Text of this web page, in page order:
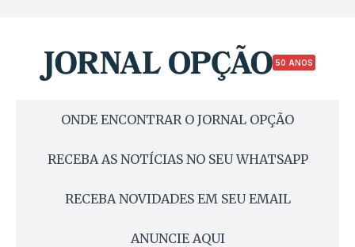
50 ANOS
ONDE ENCONTRAR O JORNAL OPÇÃO
RECEBA AS NOTÍCIAS NO SEU WHATSAPP
RECEBA NOVIDADES EM SEU EMAIL
ANUNCIE AQUI